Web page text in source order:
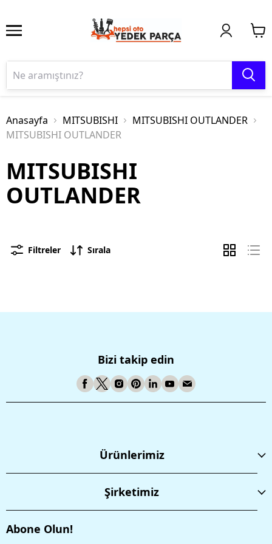
Anasayfa MITSUBISHI
MITSUBISHI OUTLANDER
MITSUBISHI OUTLANDER
MITSUBISHI
OUTLANDER
Filtreler Sırala
Bizi takip edin
Ürünlerimiz
Şirketimiz
Abone Olun!